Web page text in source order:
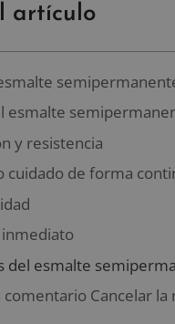
artículo
esmalte
y resistencia
cuidado de forma
inmediato
del esmalte
comentario Cancelar la